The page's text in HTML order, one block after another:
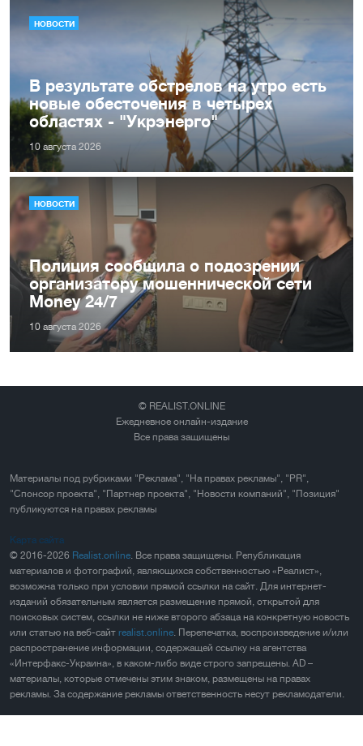
НОВОСТИ
В результате обстрелов на утро есть
новые обесточения в четырех
областях - "Укрэнерго"
10 августа 2026
НОВОСТИ
Полиция сообщила о подозрении
организатору мошеннической сети
Money 24/7
10 августа 2026
© REALIST.ONLINE
Ежедневное онлайн-издание
Все права защищены
Материалы под рубриками "Реклама", "На правах рекламы", "PR",
"Спонсор проекта", "Партнер проекта", "Новости компаний", "Позиция"
публикуются на правах рекламы
Карта сайта
© 2016-2026 Realist.online. Все права защищены. Републикация
материалов и фотографий, являющихся собственностью «Реалист»,
возможна только при условии прямой ссылки на сайт. Для интернет-
изданий обязательным является размещение прямой, открытой для
поисковых систем, ссылки не ниже второго абзаца на конкретную новость
или статью на веб-сайт realist.online. Перепечатка, воспроизведение и/или
распространение информации, содержащей ссылку на агентства
«Интерфакс-Украина», в каком-либо виде строго запрещены. AD –
материалы, которые отмечены этим знаком, размещены на правах
рекламы. За содержание рекламы ответственность несут рекламодатели.